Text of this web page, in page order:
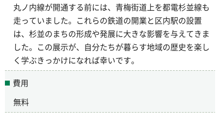
丸ノ内線が開通する前には、青梅街道上を都電杉並線も
走っていました。これらの鉄道の開業と区内駅の設置
は、杉並のまちの形成や発展に大きな影響を与えてきま
した。この展示が、自分たちが暮らす地域の歴史を楽し
く学ぶきっかけになれば幸いです。
費用
無料